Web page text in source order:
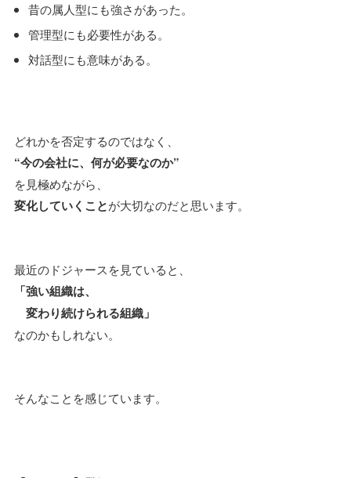
昔の属人型にも強さがあった。
管理型にも必要性がある。
対話型にも意味がある。
どれかを否定するのではなく、
“今の会社に、何が必要なのか”
を見極めながら、
変化していくことが大切なのだと思います。
最近のドジャースを見ていると、
「強い組織は、
変わり続けられる組織」
なのかもしれない。
そんなことを感じています。